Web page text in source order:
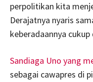
perpolitikan kita
Derajatnya nyaris
keberadaannya
Sandiaga Uno yang
sebagai cawapres di